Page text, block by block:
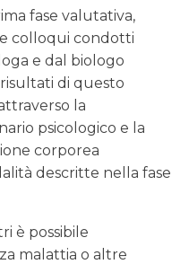
fase valutativa,
colloqui condotti
e dal biologo
di questo
la
psicologico e la
corporea
descritte nella fase
è possibile
malattia o altre